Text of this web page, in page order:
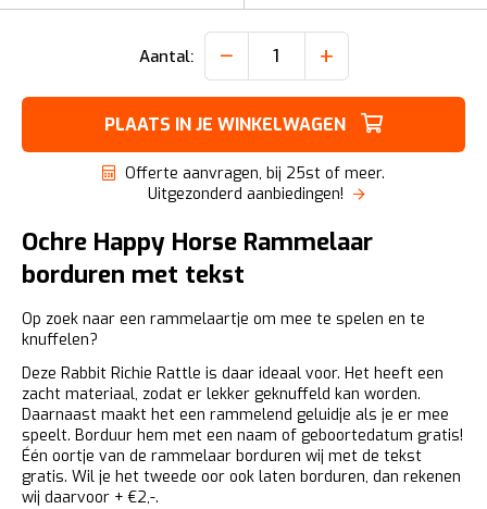
Aantal: +
−
PLAATS IN JE WINKELWAGEN
Offerte aanvragen, bij 25st of meer.
Uitgezonderd aanbiedingen!
Ochre Happy Horse Rammelaar
borduren met tekst
Op zoek naar een rammelaartje om mee te spelen en te
knuffelen?
Deze Rabbit Richie Rattle is daar ideaal voor. Het heeft een
zacht materiaal, zodat er lekker geknuffeld kan worden.
Daarnaast maakt het een rammelend geluidje als je er mee
speelt. Borduur hem met een naam of geboortedatum gratis!
Één oortje van de rammelaar borduren wij met de tekst
gratis. Wil je het tweede oor ook laten borduren, dan rekenen
wij daarvoor + €2,-.